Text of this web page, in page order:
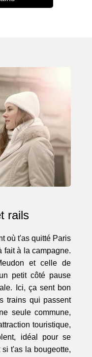
rails
où t'as quitté Paris
fait à la campagne.
et celle de
petit côté pause
Ici, ça sent bon
trains qui passent
seule commune,
touristique,
idéal pour se
t'as la bougeotte,